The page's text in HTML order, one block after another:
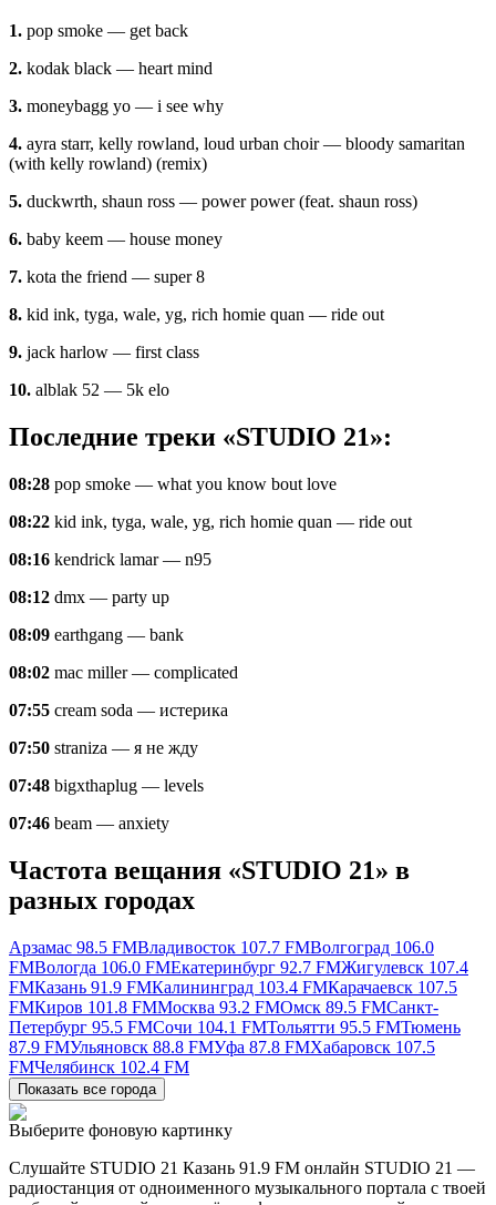
1. pop smoke — get back
2. kodak black — heart mind
3. moneybagg yo — i see why
4. ayra starr, kelly rowland, loud urban choir — bloody samaritan
(with kelly rowland) (remix)
5. duckwrth, shaun ross — power power (feat. shaun ross)
6. baby keem — house money
7. kota the friend — super 8
8. kid ink, tyga, wale, yg, rich homie quan — ride out
9. jack harlow — first class
10. alblak 52 — 5k elo
Последние треки «STUDIO 21»:
08:28 pop smoke — what you know bout love
08:22 kid ink, tyga, wale, yg, rich homie quan — ride out
08:16 kendrick lamar — n95
08:12 dmx — party up
08:09 earthgang — bank
08:02 mac miller — complicated
07:55 cream soda — истерика
07:50 straniza — я не жду
07:48 bigxthaplug — levels
07:46 beam — anxiety
Частота вещания «STUDIO 21» в
разных городах
Арзамас 98.5 FMВладивосток 107.7 FMВолгоград 106.0
FMВологда 106.0 FMЕкатеринбург 92.7 FMЖигулевск 107.4
FMКазань 91.9 FMКалининград 103.4 FMКарачаевск 107.5
FMКиров 101.8 FMМосква 93.2 FMОмск 89.5 FMСанкт-
Петербург 95.5 FMСочи 104.1 FMТольятти 95.5 FMТюмень
87.9 FMУльяновск 88.8 FMУфа 87.8 FMХабаровск 107.5
FMЧелябинск 102.4 FM
Показать все города
Выберите фоновую картинку
Слушайте STUDIO 21 Казань 91.9 FM онлайн STUDIO 21 —
радиостанция от одноименного музыкального портала с твоей